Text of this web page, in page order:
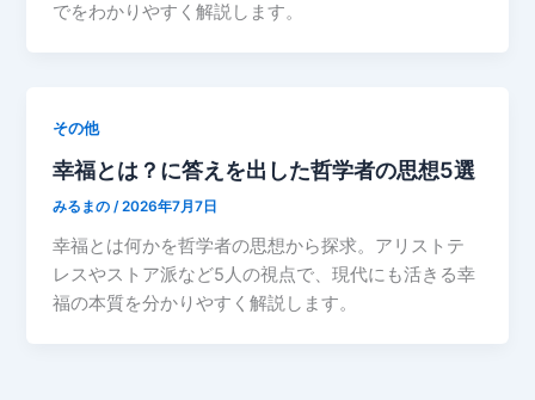
でをわかりやすく解説します。
その他
幸福とは？に答えを出した哲学者の思想5選
みるまの/2026年7月7日
幸福とは何かを哲学者の思想から探求。アリストテ
レスやストア派など5人の視点で、現代にも活きる幸
福の本質を分かりやすく解説します。